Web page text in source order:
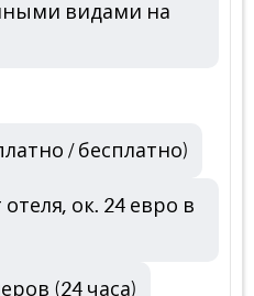
видами на
/ бесплатно)
ок. 24 евро в
(24 часа)